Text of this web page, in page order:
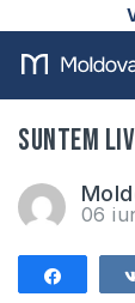
Suntem
06